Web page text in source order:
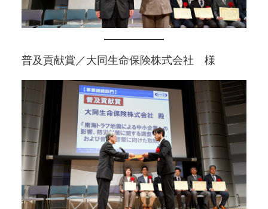
普及貢献賞／大同生命保険株式会社 様